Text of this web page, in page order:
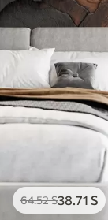
64.52S38.71 S